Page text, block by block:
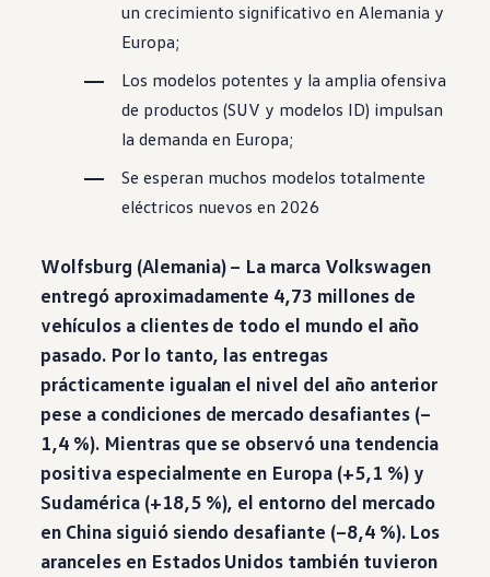
un crecimiento significativo en Alemania y
Europa;
Los modelos potentes y la amplia ofensiva
de productos(SUV y modelos ID) impulsan
la demanda en Europa;
Se esperan muchos modelos totalmente
eléctricos nuevos en 2026
Wolfsburg (Alemania) – La marca Volkswagen
entregó aproximadamente 4,73 millones de
vehículos a clientes de todo el mundo el año
pasado. Por lo tanto, las entregas
prácticamente igualan el nivel del año anterior
pese a condiciones de mercado desafiantes (–
1,4 %). Mientras que se observó una tendencia
positiva especialmente en Europa (+5,1 %) y
Sudamérica (+18,5 %), el entorno del mercado
en China siguió siendo desafiante (–8,4 %). Los
aranceles en Estados Unidos también tuvieron